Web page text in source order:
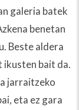
galeria batek
benetan
Beste aldera
ikusten bait da.
jarraitzeko
eta ez gara